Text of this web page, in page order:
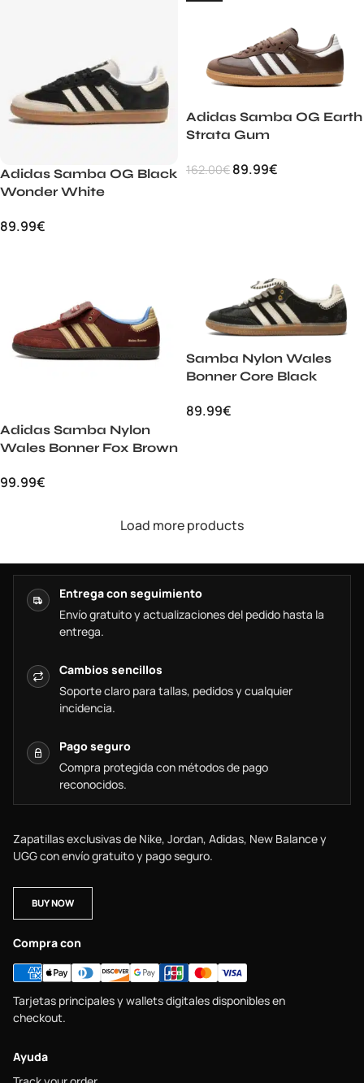
Adidas Samba OG Black
Wonder White
89.99€
Adidas Samba OG Earth
Strata Gum
162.00€ 89.99€
Adidas Samba Nylon
Wales Bonner Fox Brown
99.99€
Samba Nylon Wales
Bonner Core Black
89.99€
Load more products
Entrega con seguimiento
Envío gratuito y actualizaciones del pedido hasta la
entrega.
Cambios sencillos
Soporte claro para tallas, pedidos y cualquier
incidencia.
Pago seguro
Compra protegida con métodos de pago
reconocidos.
Zapatillas exclusivas de Nike, Jordan, Adidas, New Balance y
UGG con envío gratuito y pago seguro.
BUY NOW
Compra con
Tarjetas principales y wallets digitales disponibles en
checkout.
Ayuda